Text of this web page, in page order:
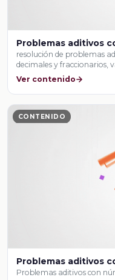
Problemas aditivos
resolución de problemas
decimales y fraccionarios,
Ver contenido
CONTENIDO
Problemas aditivos
Problemas aditivos con